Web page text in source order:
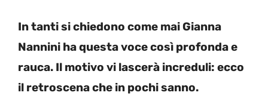
In tanti si chiedono come mai Gianna
Nannini ha questa voce così profonda e
rauca. Il motivo vi lascerà increduli: ecco
il retroscena che in pochi sanno.